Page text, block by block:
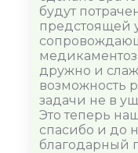
будут
предстоящей
дружно и
возможность
задачи не в
Это теперь
спасибо и до
благодарный